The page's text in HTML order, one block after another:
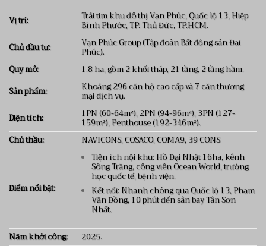
Vị trí: Trái tim khu đô thị Vạn Phúc, Quốc lộ 13, Hiệp
Bình Phước, TP. Thủ Đức, TP.HCM.
Chủ đầu tư:
Vạn Phúc Group (Tập đoàn Bất động sản Đại
Phúc).
Quy mô:
1.8 ha, gồm 2 khối tháp, 21 tầng, 2 tầng hầm.
Sản phẩm:
Khoảng 296 căn hộ cao cấp và 7 căn thương
mại dịch vụ.
Diện tích:
1PN (60-64m²), 2PN (94-96m²), 3PN (127-
159m²), Penthouse (192-346m²).
Chủ thầu:
NAVICONS, COSACO, COMA9, 39 CONS
Điểm nổi bật:
Tiện ích nội khu: Hồ Đại Nhật 16ha, kênh
Sông Trăng, công viên Ocean World, trường
học quốc tế, bệnh viện.
Kết nối: Nhanh chóng qua Quốc lộ 13, Phạm
Văn Đồng, 10 phút đến sân bay Tân Sơn
Nhất.
Năm khởi công:
2025.